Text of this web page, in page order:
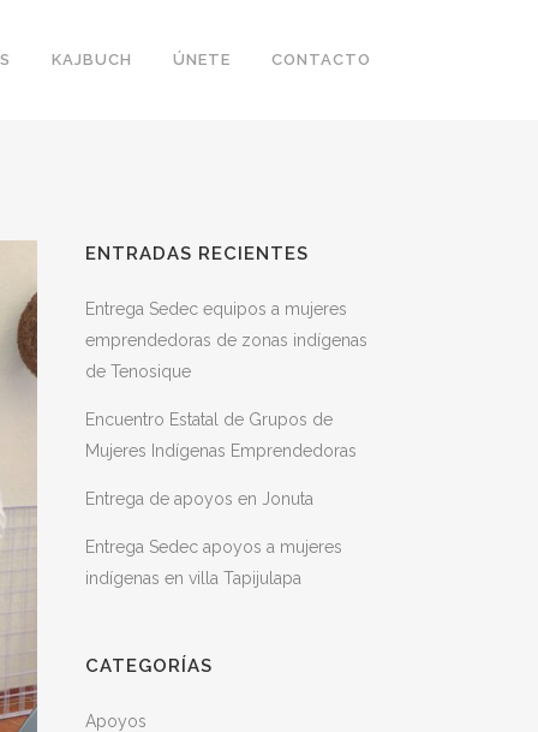
KAJBUCH ÚNETE CONTACTO
ENTRADAS RECIENTES
Entrega Sedec equipos a mujeres
emprendedoras de zonas indígenas
de Tenosique
Encuentro Estatal de Grupos de
Mujeres Indígenas Emprendedoras
Entrega de apoyos en Jonuta
Entrega Sedec apoyos a mujeres
indígenas en villa Tapijulapa
CATEGORÍAS
Apoyos